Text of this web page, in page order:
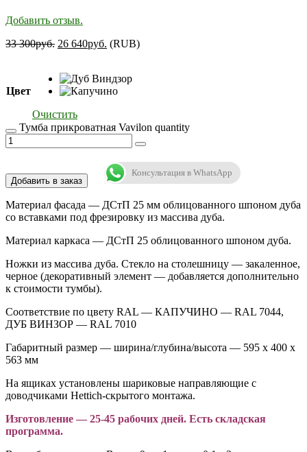
Добавить отзыв.
33 300руб. 26 640руб. (RUB)
Цвет
Очистить
Тумба прикроватная Vavilon quantity
Добавить в заказ
Консультация в WhatsApp
Материал фасада — ДСтП 25 мм облицованного шпоном дуба
со вставками под фрезировку из массива дуба.
Материал каркаса — ДСтП 25 облицованного шпоном дуба.
Ножки из массива дуба. Стекло на столешницу — закаленное,
черное (декоративный элемент — добавляется дополнительно
к стоимости тумбы).
Соответствие по цвету RAL — КАПУЧИНО — RAL 7044,
ДУБ ВИНЗОР — RAL 7010
Габаритный размер — ширина/глубина/высота — 595 х 400 х
563 мм
На ящиках установлены шариковые направляющие c
доводчиками Hettich-скрытого монтажа.
Изготовление — 25-45 рабочих дней. Есть складская
программа.